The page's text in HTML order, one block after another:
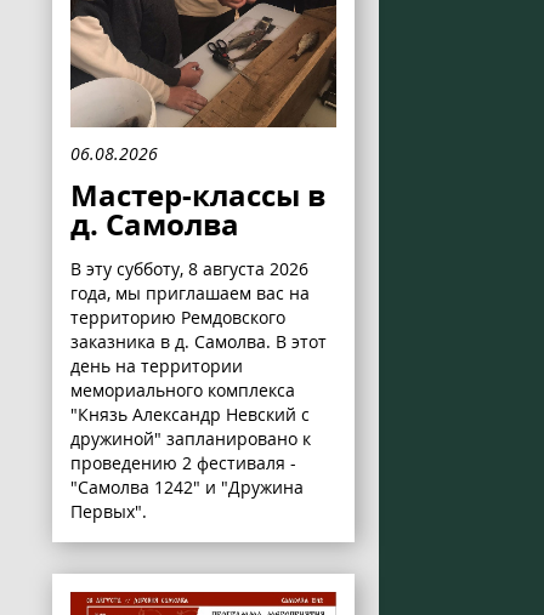
06.08.2026
Мастер-классы в
д. Самолва
В эту субботу, 8 августа 2026
года, мы приглашаем вас на
территорию Ремдовского
заказника в д. Самолва. В этот
день на территории
мемориального комплекса
"Князь Александр Невский с
дружиной" запланировано к
проведению 2 фестиваля -
"Самолва 1242" и "Дружина
Первых".